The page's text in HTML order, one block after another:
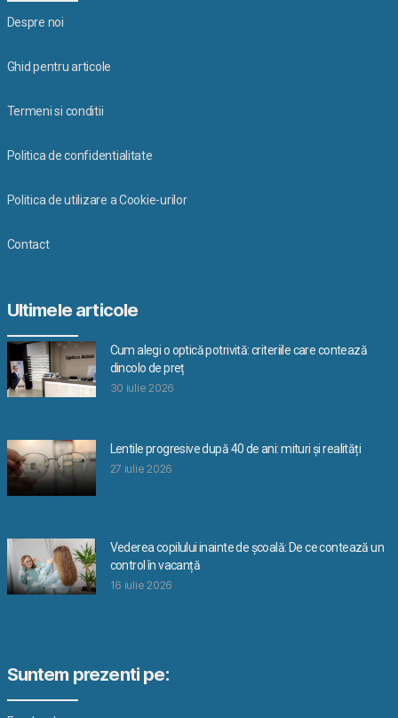
Despre noi
Ghid pentru articole
Termeni si conditii
Politica de confidentialitate
Politica de utilizare a Cookie-urilor
Contact
Ultimele articole
Cum alegi o optică potrivită: criteriile care contează
dincolo de preț
30 iulie 2026
Lentile progresive după 40 de ani: mituri și realități
27 iulie 2026
Vederea copilului inainte de școală: De ce contează un
control în vacanță
16 iulie 2026
Suntem prezenti pe: